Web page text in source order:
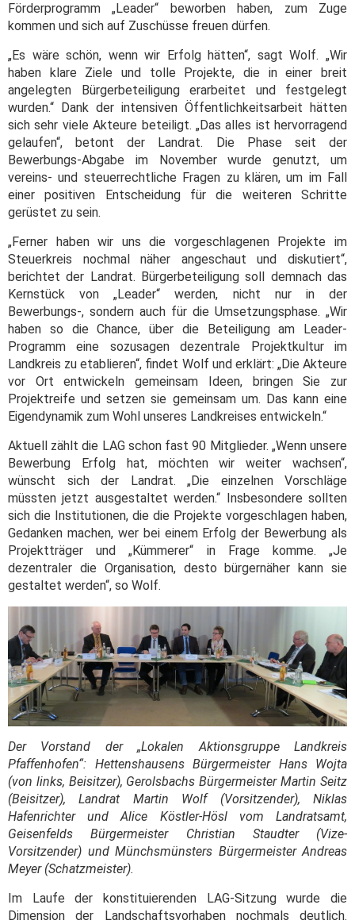
Förderprogramm „Leader“ beworben haben, zum Zuge
kommen und sich auf Zuschüsse freuen dürfen.
„Es wäre schön, wenn wir Erfolg hätten“, sagt Wolf. „Wir
haben klare Ziele und tolle Projekte, die in einer breit
angelegten Bürgerbeteiligung erarbeitet und festgelegt
wurden.“ Dank der intensiven Öffentlichkeitsarbeit hätten
sich sehr viele Akteure beteiligt. „Das alles ist hervorragend
gelaufen“, betont der Landrat. Die Phase seit der
Bewerbungs-Abgabe im November wurde genutzt, um
vereins- und steuerrechtliche Fragen zu klären, um im Fall
einer positiven Entscheidung für die weiteren Schritte
gerüstet zu sein.
„Ferner haben wir uns die vorgeschlagenen Projekte im
Steuerkreis nochmal näher angeschaut und diskutiert“,
berichtet der Landrat. Bürgerbeteiligung soll demnach das
Kernstück von „Leader“ werden, nicht nur in der
Bewerbungs-, sondern auch für die Umsetzungsphase. „Wir
haben so die Chance, über die Beteiligung am Leader-
Programm eine sozusagen dezentrale Projektkultur im
Landkreis zu etablieren“, findet Wolf und erklärt: „Die Akteure
vor Ort entwickeln gemeinsam Ideen, bringen Sie zur
Projektreife und setzen sie gemeinsam um. Das kann eine
Eigendynamik zum Wohl unseres Landkreises entwickeln.“
Aktuell zählt die LAG schon fast 90 Mitglieder. „Wenn unsere
Bewerbung Erfolg hat, möchten wir weiter wachsen“,
wünscht sich der Landrat. „Die einzelnen Vorschläge
müssten jetzt ausgestaltet werden.“ Insbesondere sollten
sich die Institutionen, die die Projekte vorgeschlagen haben,
Gedanken machen, wer bei einem Erfolg der Bewerbung als
Projektträger und „Kümmerer“ in Frage komme. „Je
dezentraler die Organisation, desto bürgernäher kann sie
gestaltet werden“, so Wolf.
Der Vorstand der „Lokalen Aktionsgruppe Landkreis
Pfaffenhofen“: Hettenshausens Bürgermeister Hans Wojta
(von links, Beisitzer), Gerolsbachs Bürgermeister Martin Seitz
(Beisitzer), Landrat Martin Wolf (Vorsitzender), Niklas
Hafenrichter und Alice Köstler-Hösl vom Landratsamt,
Geisenfelds Bürgermeister Christian Staudter (Vize-
Vorsitzender) und Münchsmünsters Bürgermeister Andreas
Meyer (Schatzmeister).
Im Laufe der konstituierenden LAG-Sitzung wurde die
Dimension der Landschaftsvorhaben nochmals deutlich.